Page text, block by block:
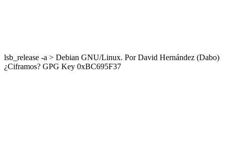
lsb_release -a > Debian GNU/Linux. Por David Hernández (Dabo)
¿Ciframos? GPG Key 0xBC695F37